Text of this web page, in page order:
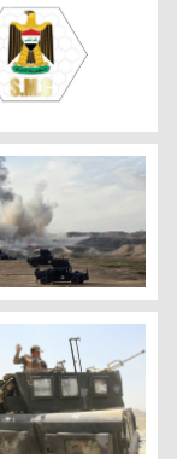
الداخلية
الإعلام الأمني: العثور على 6 جثث لعصابات داعش